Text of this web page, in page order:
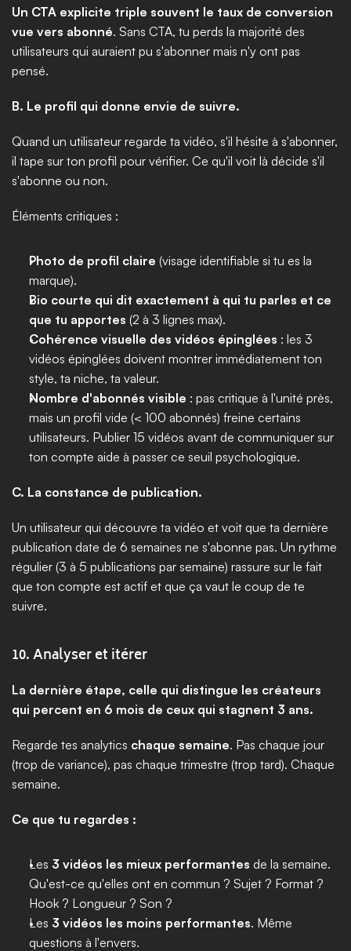
Un CTA explicite triple souvent le taux de conversion
vue vers abonné. Sans CTA, tu perds la majorité des
utilisateurs qui auraient pu s'abonner mais n'y ont pas
pensé.
B. Le profil qui donne envie de suivre.
Quand un utilisateur regarde ta vidéo, s'il hésite à s'abonner,
il tape sur ton profil pour vérifier. Ce qu'il voit là décide s'il
s'abonne ou non.
Éléments critiques :
Photo de profil claire (visage identifiable si tu es la
marque).
Bio courte qui dit exactement à qui tu parles et ce
que tu apportes (2 à 3 lignes max).
Cohérence visuelle des vidéos épinglées : les 3
vidéos épinglées doivent montrer immédiatement ton
style, ta niche, ta valeur.
Nombre d'abonnés visible : pas critique à l'unité près,
mais un profil vide (< 100 abonnés) freine certains
utilisateurs. Publier 15 vidéos avant de communiquer sur
ton compte aide à passer ce seuil psychologique.
C. La constance de publication.
Un utilisateur qui découvre ta vidéo et voit que ta dernière
publication date de 6 semaines ne s'abonne pas. Un rythme
régulier (3 à 5 publications par semaine) rassure sur le fait
que ton compte est actif et que ça vaut le coup de te
suivre.
10. Analyser et itérer
La dernière étape, celle qui distingue les créateurs
qui percent en 6 mois de ceux qui stagnent 3 ans.
Regarde tes analytics chaque semaine. Pas chaque jour
(trop de variance), pas chaque trimestre (trop tard). Chaque
semaine.
Ce que tu regardes :
Les 3 vidéos les mieux performantes de la semaine.
Qu'est-ce qu'elles ont en commun ? Sujet ? Format ?
Hook ? Longueur ? Son ?
Les 3 vidéos les moins performantes. Même
questions à l'envers.